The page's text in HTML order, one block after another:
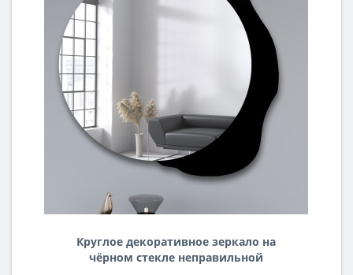
Круглое декоративное зеркало на
чёрном стекле неправильной